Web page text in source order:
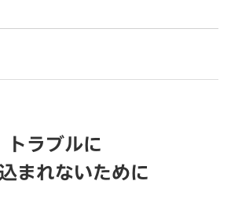
トラブルに
まれないために